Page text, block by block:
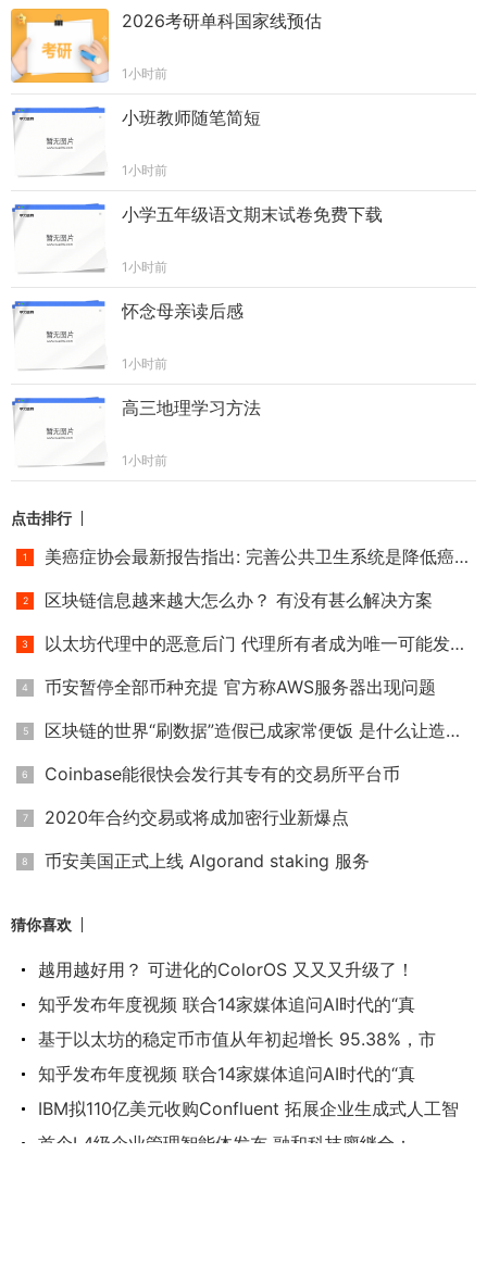
2026考研单科国家线预估
1小时前
小班教师随笔简短
1小时前
小学五年级语文期末试卷免费下载
1小时前
怀念母亲读后感
1小时前
高三地理学习方法
1小时前
点击排行
美癌症协会最新报告指出: 完善公共卫生系统是降低癌症死亡率
区块链信息越来越大怎么办？ 有没有甚么解决方案
以太坊代理中的恶意后门 代理所有者成为唯一可能发生冲突的帐
币安暂停全部币种充提 官方称AWS服务器出现问题
区块链的世界“刷数据”造假已成家常便饭 是什么让造假者日益
Coinbase能很快会发行其专有的交易所平台币
2020年合约交易或将成加密行业新爆点
币安美国正式上线 Algorand staking 服务
猜你喜欢
越用越好用？ 可进化的ColorOS 又又又升级了！
知乎发布年度视频 联合14家媒体追问AI时代的“真
基于以太坊的稳定币市值从年初起增长 95.38%，市
知乎发布年度视频 联合14家媒体追问AI时代的“真
IBM拟110亿美元收购Confluent 拓展企业生成式人工智
首个L4级企业管理智能体发布 融和科技廖继全：